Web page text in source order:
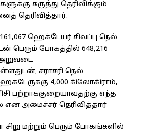
கருத்து தெரிவிக்கும்
தெரிவித்தார்.
ஹெக்டேயர் சிவப்பு நெல்
பெரும் போகத்தில் 648,216
சராசரி நெல்
4,000 கிலோகிராம்,
பற்றாக்குறையாவதற்கு எந்த
அமைச்சர் தெரிவித்தார்.
மற்றும் பெரும் போகங்களில்